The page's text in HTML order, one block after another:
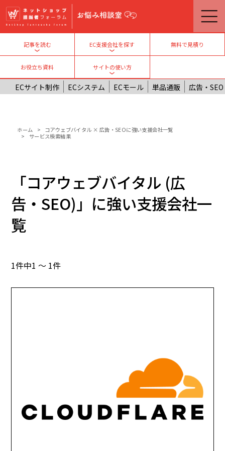
メインコンテンツに移動
記事を読む
Toggle submenu
EC支援会社を探す
Toggle submenu
無料で見積り
お役立ち資料
サイトの使い方
Toggle submenu
ECサイト制作 ECシステム ECモール 単品通販 広告・SEO
パンくず
ホーム
コアウェブバイタル × 広告・SEOに強い支援会社一覧
サービス検索結果
「コアウェブバイタル (広
告・SEO)」に強い支援会社一
覧
1件中1 ～ 1件